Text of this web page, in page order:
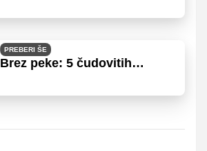
PREBERI ŠE
Brez peke: 5 čudovitih